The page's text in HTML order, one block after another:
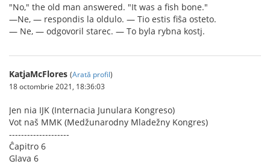
"No," the old man answered. "It was a fish bone."
—Ne, — respondis la oldulo. — Tio estis fiŝa osteto.
— Ne, — odgovoril starec. — To byla rybna kostj.
KatjaMcFlores (Arată profil)
18 octombrie 2021, 18:36:03
Jen nia IJK (Internacia Junulara Kongreso)
Vot naš MMK (Medžunarodny Mladežny Kongres)
--------------------
Ĉapitro 6
Glava 6